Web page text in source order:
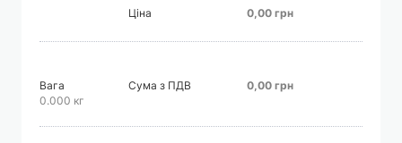
Ціна 0,00 грн
Вага
0.000 кг
Сума з ПДВ 0,00 грн